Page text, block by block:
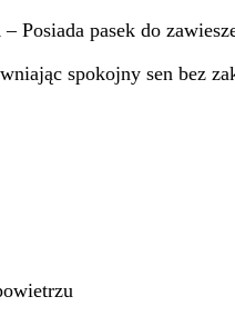
– Posiada pasek do
spokojny sen bez